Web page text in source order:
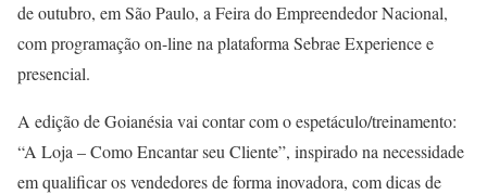
de outubro, em São Paulo, a Feira do Empreendedor Nacional,
com programação on-line na plataforma Sebrae Experience e
presencial.
A edição de Goianésia vai contar com o espetáculo/treinamento:
“A Loja – Como Encantar seu Cliente”, inspirado na necessidade
em qualificar os vendedores de forma inovadora, com dicas de